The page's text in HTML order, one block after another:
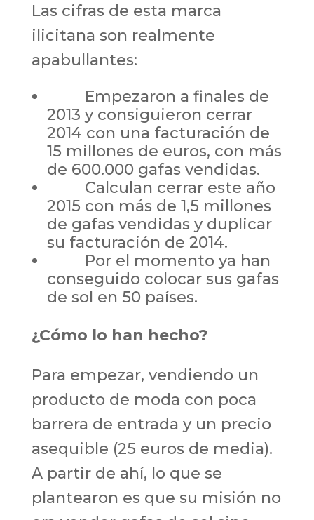
Las cifras de esta marca
ilicitana son realmente
apabullantes:
Empezaron a finales de
2013 y consiguieron cerrar
2014 con una facturación de
15 millones de euros, con más
de 600.000 gafas vendidas.
Calculan cerrar este año
2015 con más de 1,5 millones
de gafas vendidas y duplicar
su facturación de 2014.
Por el momento ya han
conseguido colocar sus gafas
de sol en 50 países.
¿Cómo lo han hecho?
Para empezar, vendiendo un
producto de moda con poca
barrera de entrada y un precio
asequible (25 euros de media).
A partir de ahí, lo que se
plantearon es que su misión no